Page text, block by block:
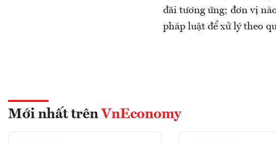
đãi tương ứng; đơn vị
pháp luật để xử lý theo
Mới nhất trên VnEconomy